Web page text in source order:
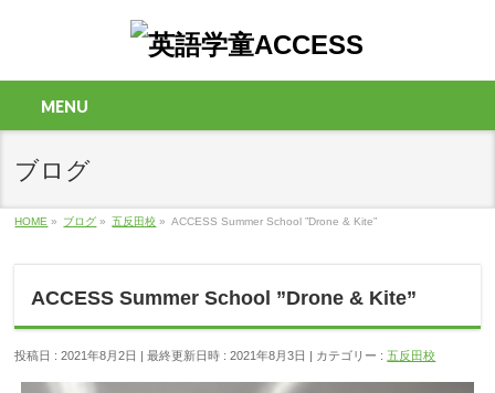
MENU
ブログ
HOME » ブログ » 五反田校 » ACCESS Summer School ”Drone & Kite”
ACCESS Summer School ”Drone & Kite”
投稿日 : 2021年8月2日 最終更新日時 : 2021年8月3日 カテゴリー :五反田校